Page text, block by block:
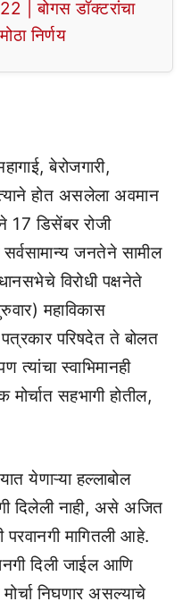
| बोगस डॉक्टरांचा
निर्णय
बेरोजगारी,
होत असलेला अवमान
17 डिसेंबर रोजी
सर्वसामान्य जनतेने सामील
विरोधी पक्षनेते
महाविकास
परिषदेत ते बोलत
त्यांचा स्वाभिमानही
सहभागी होतील,
येणाऱ्या हल्लाबोल
दिलेली नाही, असे अजित
परवानगी मागितली आहे.
दिली जाईल आणि
निघणार असल्याचे